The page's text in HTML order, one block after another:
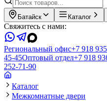
Батайск Каталог
Свяжитесь с нами:
Региональный офис+7 918
45-45Оптовый отдел+7 918
252-71-90
Каталог
Межкомнатные двери